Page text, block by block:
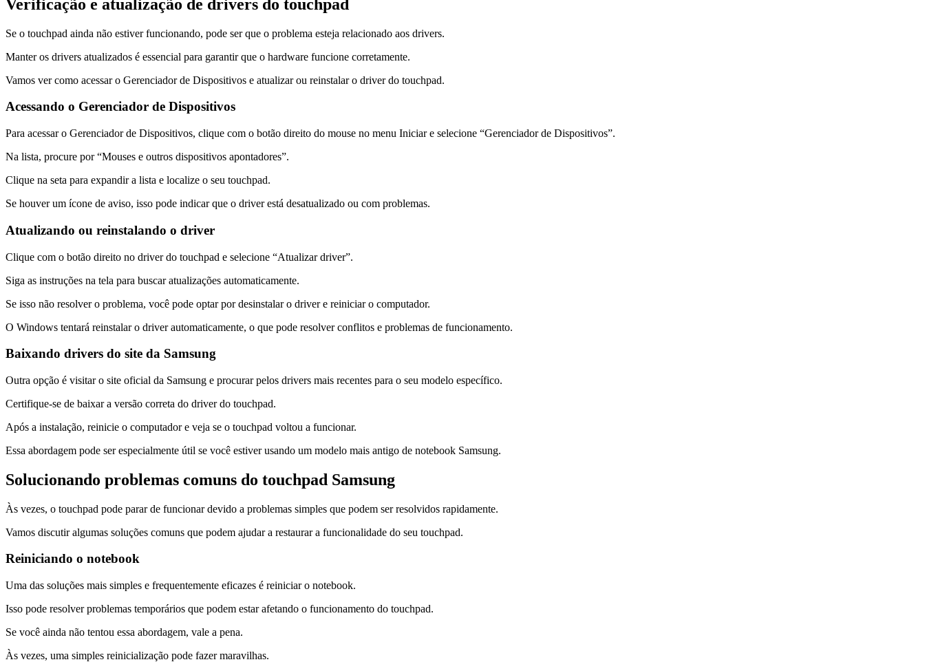
Verificação e atualização de drivers do touchpad
Se o touchpad ainda não estiver funcionando, pode ser que o problema esteja relacionado aos drivers.
Manter os drivers atualizados é essencial para garantir que o hardware funcione corretamente.
Vamos ver como acessar o Gerenciador de Dispositivos e atualizar ou reinstalar o driver do touchpad.
Acessando o Gerenciador de Dispositivos
Para acessar o Gerenciador de Dispositivos, clique com o botão direito do mouse no menu Iniciar e selecione “Gerenciador de Dispositivos”.
Na lista, procure por “Mouses e outros dispositivos apontadores”.
Clique na seta para expandir a lista e localize o seu touchpad.
Se houver um ícone de aviso, isso pode indicar que o driver está desatualizado ou com problemas.
Atualizando ou reinstalando o driver
Clique com o botão direito no driver do touchpad e selecione “Atualizar driver”.
Siga as instruções na tela para buscar atualizações automaticamente.
Se isso não resolver o problema, você pode optar por desinstalar o driver e reiniciar o computador.
O Windows tentará reinstalar o driver automaticamente, o que pode resolver conflitos e problemas de funcionamento.
Baixando drivers do site da Samsung
Outra opção é visitar o site oficial da Samsung e procurar pelos drivers mais recentes para o seu modelo específico.
Certifique-se de baixar a versão correta do driver do touchpad.
Após a instalação, reinicie o computador e veja se o touchpad voltou a funcionar.
Essa abordagem pode ser especialmente útil se você estiver usando um modelo mais antigo de notebook Samsung.
Solucionando problemas comuns do touchpad Samsung
Às vezes, o touchpad pode parar de funcionar devido a problemas simples que podem ser resolvidos rapidamente.
Vamos discutir algumas soluções comuns que podem ajudar a restaurar a funcionalidade do seu touchpad.
Reiniciando o notebook
Uma das soluções mais simples e frequentemente eficazes é reiniciar o notebook.
Isso pode resolver problemas temporários que podem estar afetando o funcionamento do touchpad.
Se você ainda não tentou essa abordagem, vale a pena.
Às vezes, uma simples reinicialização pode fazer maravilhas.